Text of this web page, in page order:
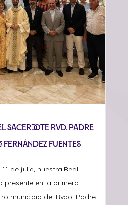
sacerdote Rvd. Padre
Fernández Fuentes
de julio, nuestra Real
presente en la primera
municipio del Rvdo. Padre